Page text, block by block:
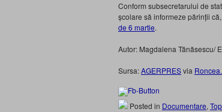
Conform subsecretarului de
școlare să informeze părinții
de 6 martie.
Autor: Magdalena Tănăsescu/
Sursa:AGERPRESvia
Posted in Documentare,